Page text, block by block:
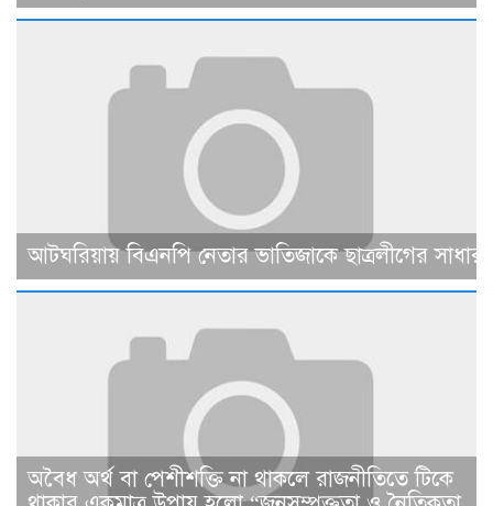
আটঘরিয়ায় বিএনপি নেতার ভাতিজাকে ছাত্রলীগের
​​অবৈধ অর্থ বা পেশীশক্তি না থাকলে রাজনীতিতে টিকে